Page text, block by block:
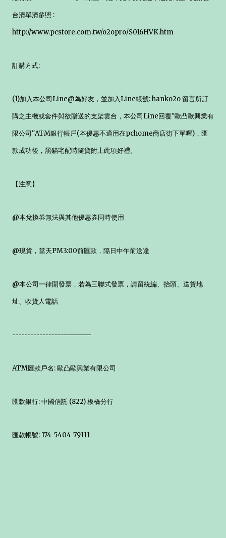
台清單清參照 :
http://www.pcstore.com.tw/o2opro/S016HVK.htm
訂購方式:
(1)加入本公司Line@為好友，並加入Line帳號: hanko2o 留言所訂
購之主機或套件與欲贈送的支架雲台，本公司Line回覆"歐凸歐興業有
限公司"ATM銀行帳戶(本優惠不適用在pchome商店街下單喔)，匯
款成功後，黑貓宅配時隨貨附上此項好禮。
【注意】
@本兌換券無法與其他優惠券同時使用
@現貨，當天PM3:00前匯款，隔日中午前送達
@本公司一律開發票，若為三聯式發票，請留統編、抬頭、送貨地
址、收貨人電話
--------------------------
ATM匯款戶名: 歐凸歐興業有限公司
匯款銀行: 中國信託 (822) 板橋分行
匯款帳號: 174-5404-79111